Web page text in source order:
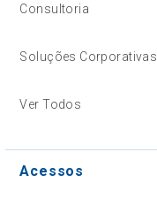
Consultoria
Soluções Corporativas
Ver Todos
Acessos